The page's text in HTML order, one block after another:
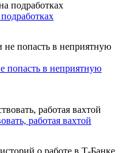
попасть в неприятную
работая вахтой